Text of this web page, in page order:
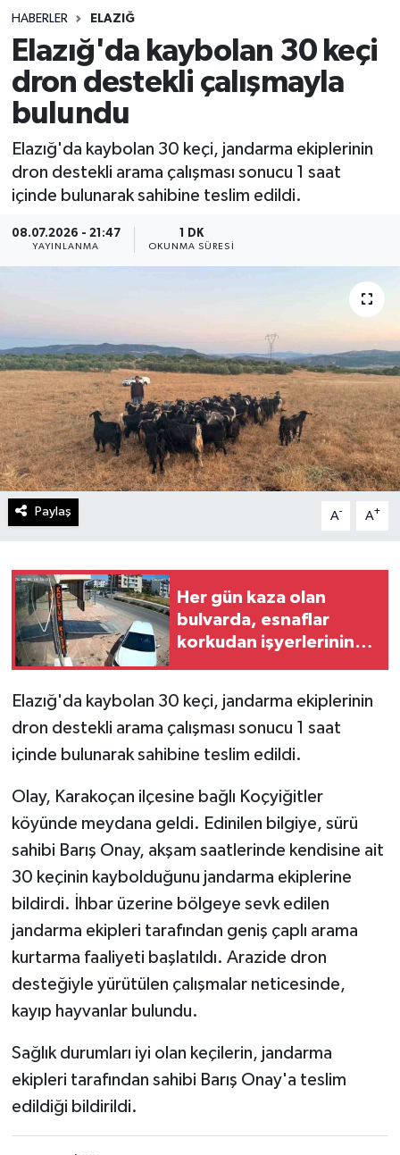
HABERLER ELAZIĞ
Elazığ'da kaybolan 30 keçi
dron destekli çalışmayla
bulundu
Elazığ'da kaybolan 30 keçi, jandarma ekiplerinin
dron destekli arama çalışması sonucu 1 saat
içinde bulunarak sahibine teslim edildi.
08.07.2026 - 21:47
YAYINLANMA
1 DK
OKUNMA SÜRESI
Paylaş A- A+
Her gün kaza olan
bulvarda, esnaflar
korkudan işyerlerinin
Elazığ'da kaybolan 30 keçi, jandarma ekiplerinin
dron destekli arama çalışması sonucu 1 saat
içinde bulunarak sahibine teslim edildi.
Olay, Karakoçan ilçesine bağlı Koçyiğitler
köyünde meydana geldi. Edinilen bilgiye, sürü
sahibi Barış Onay, akşam saatlerinde kendisine ait
30 keçinin kaybolduğunu jandarma ekiplerine
bildirdi. İhbar üzerine bölgeye sevk edilen
jandarma ekipleri tarafından geniş çaplı arama
kurtarma faaliyeti başlatıldı. Arazide dron
desteğiyle yürütülen çalışmalar neticesinde,
kayıp hayvanlar bulundu.
Sağlık durumları iyi olan keçilerin, jandarma
ekipleri tarafından sahibi Barış Onay'a teslim
edildiği bildirildi.
Spor
Teknoloji
Yaşam